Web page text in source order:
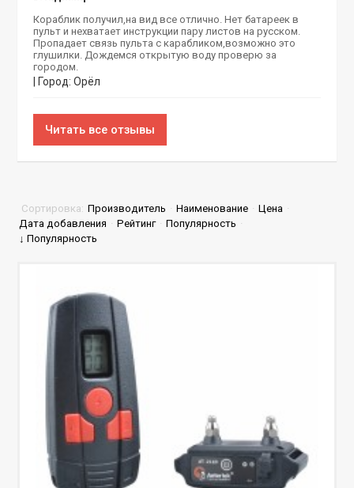
Кораблик получил,на вид все отлично. Нет батареек в
пульт и нехватает инструкции пару листов на русском.
Пропадает связь пульта с карабликом,возможно это
глушилки. Дождемся открытую воду проверю за
городом.
| Город: Орёл
Читать все отзывы
Сортировка: Производитель · Наименование · Цена ·
Дата добавления · Рейтинг · Популярность ·
↓ Популярность